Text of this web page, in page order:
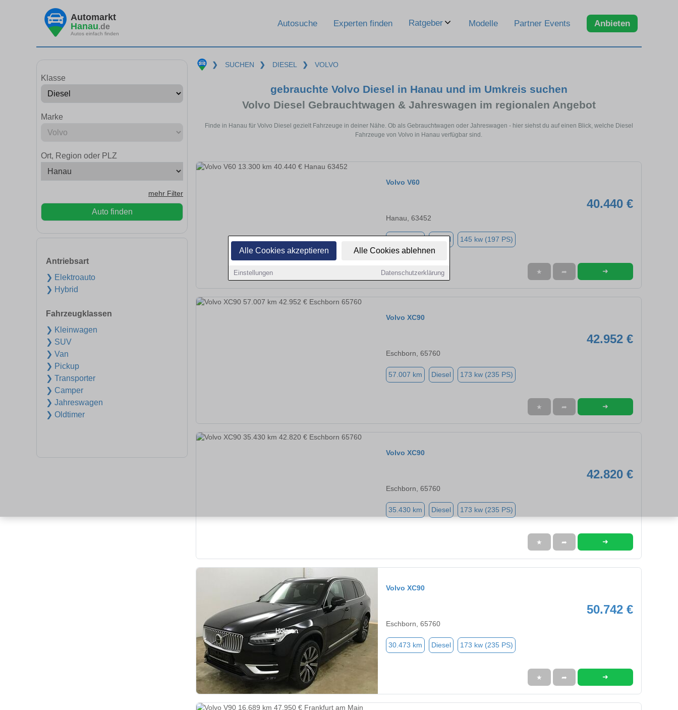
Alle Cookies akzeptieren Alle Cookies ablehnen
Einstellungen Datenschutzerklärung
Automarkt
Hanau.de
Autos einfach finden
Autosuche Experten finden Ratgeber Modelle Partner Events Anbieten
Klasse
Marke
Ort, Region oder PLZ
mehr Filter
Auto finden
Antriebsart
❯ Elektroauto
❯ Hybrid
Fahrzeugklassen
❯ Kleinwagen
❯ SUV
❯ Van
❯ Pickup
❯ Transporter
❯ Camper
❯ Jahreswagen
❯ Oldtimer
❯ SUCHEN ❯ DIESEL ❯ VOLVO
gebrauchte Volvo Diesel in Hanau und im Umkreis suchen
Volvo Diesel Gebrauchtwagen & Jahreswagen im regionalen Angebot
Finde in Hanau für Volvo Diesel gezielt Fahrzeuge in deiner Nähe. Ob als Gebrauchtwagen oder Jahreswagen - hier siehst du auf einen Blick, welche Diesel
Fahrzeuge von Volvo in Hanau verfügbar sind.
Volvo V60
40.440 €
Hanau, 63452
Diesel 145 kw (197 PS)
★ ➦ ➜
Volvo XC90
42.952 €
Eschborn, 65760
57.007 km Diesel 173 kw (235 PS)
★ ➦ ➜
Volvo XC90
42.820 €
Eschborn, 65760
35.430 km Diesel 173 kw (235 PS)
★ ➦ ➜
Volvo XC90
50.742 €
Eschborn, 65760
30.473 km Diesel 173 kw (235 PS)
★ ➦ ➜